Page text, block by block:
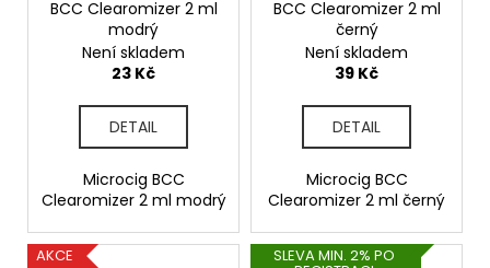
BCC Clearomizer 2 ml
modrý
Není skladem
23 Kč
DETAIL
Microcig BCC
Clearomizer 2 ml modrý
BCC Clearomizer 2 ml
černý
Není skladem
39 Kč
DETAIL
Microcig BCC
Clearomizer 2 ml černý
AKCE
SLEVA MIN. 2% PO